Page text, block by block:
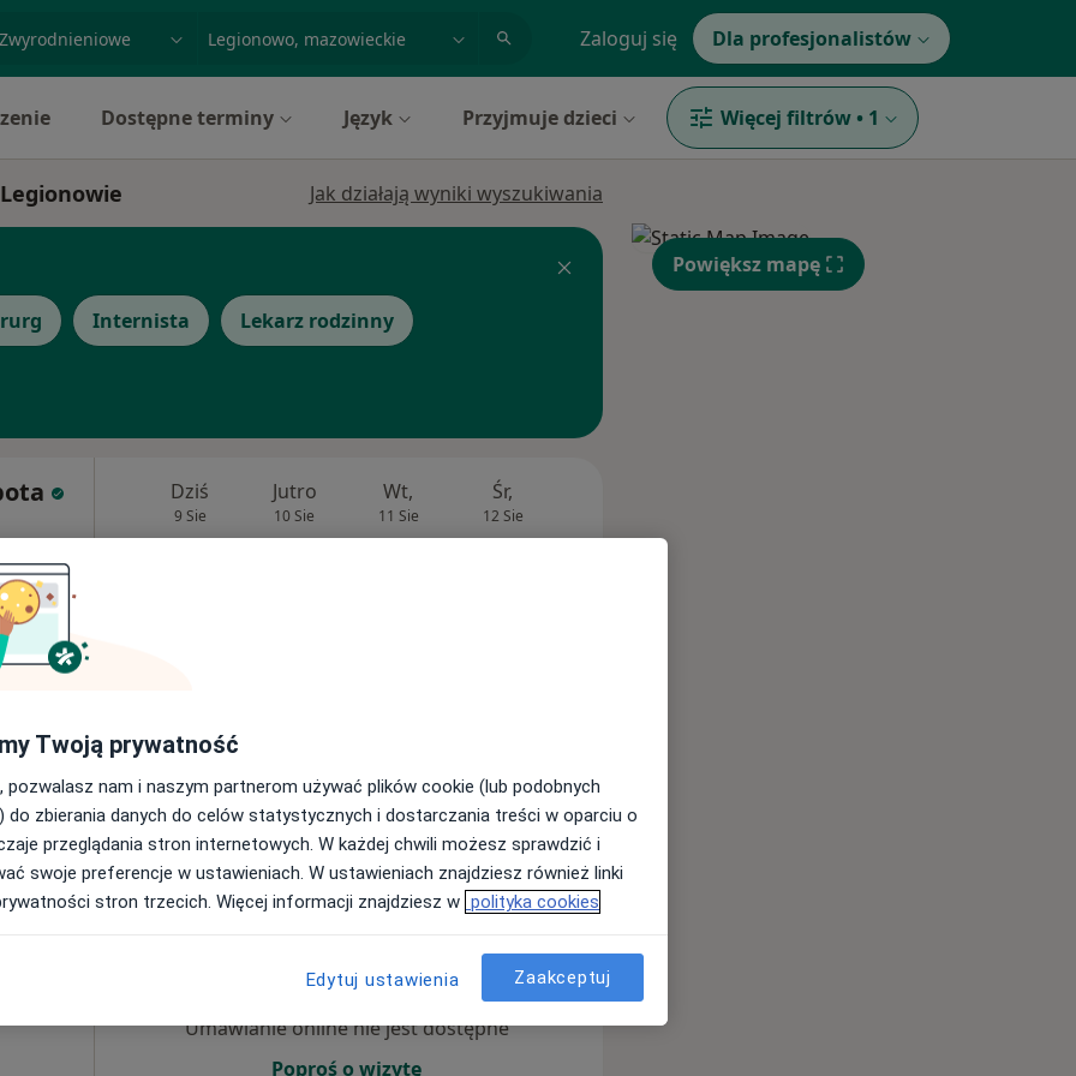
Zaloguj się Dla profesjonalistów
Dostępne terminy Język Przyjmuje dzieci Więcej filtrów • 1
Jak działają wyniki wyszukiwania
Internista Lekarz rodzinny
200 zł
Dziś
9 Sie
Jutro
10 Sie
Wt,
11 Sie
Śr,
12 Sie
Wt, Śr, Czw,
Umawianie online nie jest dostępne
Poproś o wizytę
Powiększ mapę
Twoją prywatność
pozwalasz nam i naszym partnerom używać plików cookie (lub podobnych
do zbierania danych do celów statystycznych i dostarczania treści w oparciu o
przeglądania stron internetowych. W każdej chwili możesz sprawdzić i
swoje preferencje w ustawieniach. W ustawieniach znajdziesz również linki
stron trzecich. Więcej informacji znajdziesz w polityka cookies
Edytuj ustawienia Zaakceptuj